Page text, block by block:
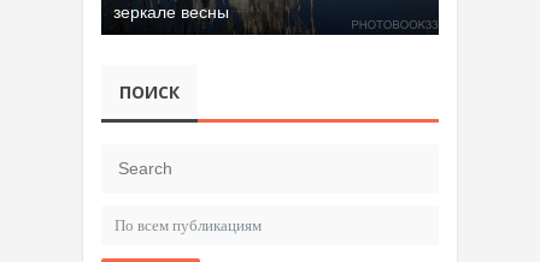
зеркале весны
Добрятинский карьер (д. Алферово)
ПОИСК